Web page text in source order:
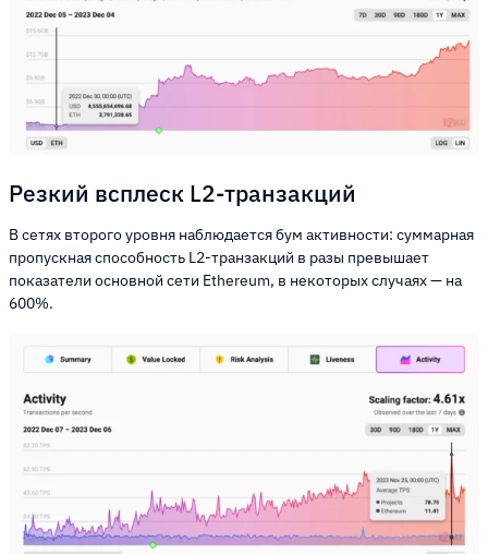
Резкий всплеск L2-транзакций
В сетях второго уровня наблюдается бум активности: суммарная
пропускная способность L2-транзакций в разы превышает
показатели основной сети Ethereum, в некоторых случаях — на
600%.